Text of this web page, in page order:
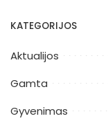
KATEGORIJOS
Aktualijos
Gamta
Gyvenimas